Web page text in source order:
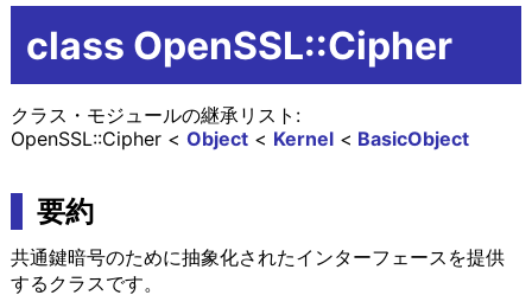
class OpenSSL::Cipher
クラス・モジュールの継承リスト:
BasicObject
Kernel
Object
OpenSSL::Cipher
要約
共通鍵暗号のために抽象化されたインターフェースを提供
するクラスです。